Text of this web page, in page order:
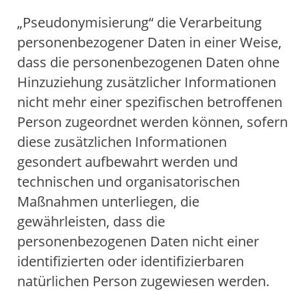
„Pseudonymisierung“ die Verarbeitung
personenbezogener Daten in einer Weise,
dass die personenbezogenen Daten ohne
Hinzuziehung zusätzlicher Informationen
nicht mehr einer spezifischen betroffenen
Person zugeordnet werden können, sofern
diese zusätzlichen Informationen
gesondert aufbewahrt werden und
technischen und organisatorischen
Maßnahmen unterliegen, die
gewährleisten, dass die
personenbezogenen Daten nicht einer
identifizierten oder identifizierbaren
natürlichen Person zugewiesen werden.